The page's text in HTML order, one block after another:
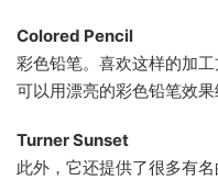
Colored Pencil
彩色铅笔。喜欢这样的加
可以用漂亮的彩色铅笔效果
Turner Sunset
此外，它还提供了很多有